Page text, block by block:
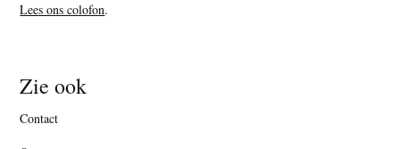
Lees ons colofon.
Zie ook
Contact